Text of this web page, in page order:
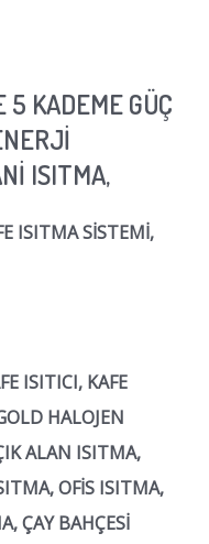
KADEME GÜÇ
ISITMA,
ISITMA SİSTEMİ,
ISITICI, KAFE
HALOJEN
ALAN ISITMA,
OFİS ISITMA,
ÇAY BAHÇESİ